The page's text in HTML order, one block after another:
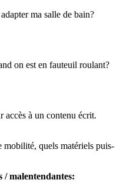
ma salle de bain?
on est en fauteuil roulant?
accès à un contenu écrit.
mobilité, quels matériels puis-
/ malentendantes: